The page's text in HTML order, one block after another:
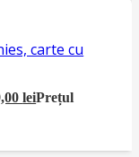
carte cu
leiPrețul